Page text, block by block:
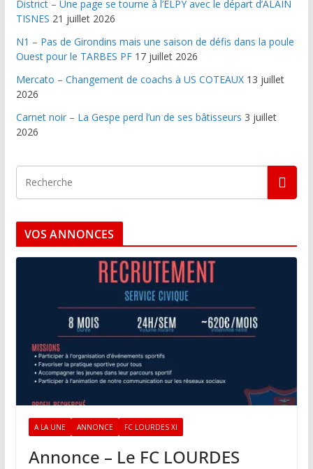
District – Une page se tourne à l’ELPY avec le départ d’ALAIN
TISNES 21 juillet 2026
N1 – Pas de Girondins mais une saison de défis dans la poule
Ouest pour le TARBES PF 17 juillet 2026
Mercato – Changement de coachs à US COTEAUX 13 juillet
2026
Carnet noir – La Gespe perd l’un de ses bâtisseurs 3 juillet
2026
VOS ANNONCES
A LA UNE ANNONCE FC LOURDES XI
Annonce – Le FC LOURDES